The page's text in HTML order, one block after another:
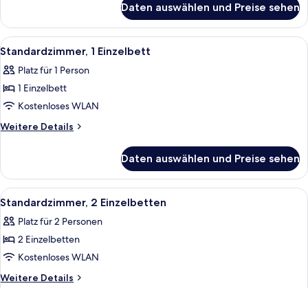
anzeigen
1
Queen-
Bett,
Daten auswählen und Preise sehen
Alle
Fotos
für
Standardzimmer,
1 Einzelbett
anzeigen
Zimmersafe, Schreibtisch,
10
Standardzimmer, 1 Einzelbett
Platz für 1 Person
1 Einzelbett
Kostenloses WLAN
Weitere Details
Weitere
1 Einzelbett
Daten auswählen und Preise sehen
Alle
Fotos
für
Standardzimmer,
2 Einzelbetten
anzeigen
Ein modernes Hotelzimmer mit
18
Standardzimmer, 2 Einzelbetten
Platz für 2 Personen
2 Einzelbetten
Kostenloses WLAN
Weitere Details
Weitere